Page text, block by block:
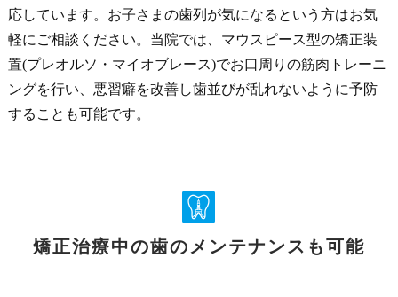
応しています。お子さまの歯列が気になるという方はお気
軽にご相談ください。当院では、マウスピース型の矯正装
置(プレオルソ・マイオブレース)でお口周りの筋肉トレーニ
ングを行い、悪習癖を改善し歯並びが乱れないように予防
することも可能です。
矯正治療中の歯のメンテナンスも可能